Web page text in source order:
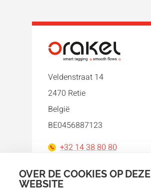
OVER DE COOKIES OP DEZE
WEBSITE
Veldenstraat 14
2470 Retie
België
BE0456887123
+32 14 38 80 80
Facebook